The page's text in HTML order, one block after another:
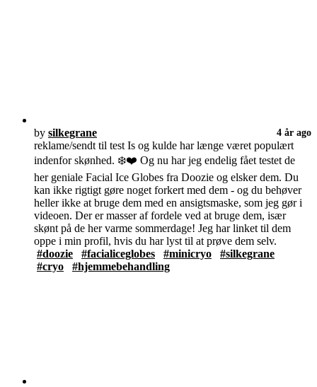
by silkegrane 4 år ago
reklame/sendt til test Is og kulde har længe været populært
indenfor skønhed. ❄️❤️ Og nu har jeg endelig fået testet de
her geniale Facial Ice Globes fra Doozie og elsker dem. Du
kan ikke rigtigt gøre noget forkert med dem - og du behøver
heller ikke at bruge dem med en ansigtsmaske, som jeg gør i
videoen. Der er masser af fordele ved at bruge dem, især
skønt på de her varme sommerdage! Jeg har linket til dem
oppe i min profil, hvis du har lyst til at prøve dem selv.
#doozie
#facialiceglobes #minicryo
#silkegrane
#cryo
#hjemmebehandling